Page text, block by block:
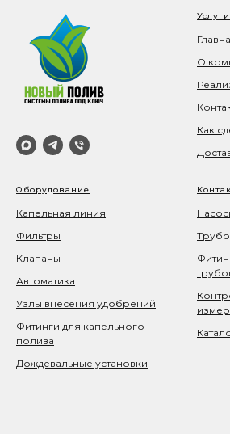
Услуги
О
Как
Оборудование
Капельная линия
Фильтры
Клапаны
Автоматика
Узлы внесения удобрений
Фитинги для капельного
полива
Дождевальные установки
Тр